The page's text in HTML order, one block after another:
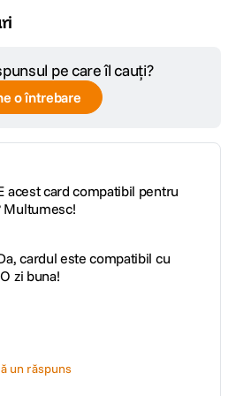
pe care îl cauți?
o întrebare
acest card compatibil pentru
Multumesc!
cardul este compatibil cu
zi buna!
un răspuns